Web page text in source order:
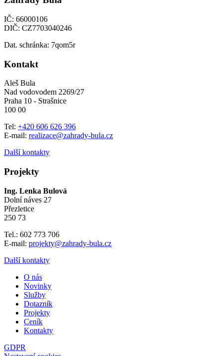
IČ: 66000106
DIČ: CZ7703040246
Dat. schránka: 7qom5r
Kontakt
Aleš Bula
Nad vodovodem 2269/27
Praha 10 - Strašnice
100 00
Tel: +420 606 626 396
E-mail: realizace@zahrady-bula.cz
Další kontakty
Projekty
Ing. Lenka Bulová
Dolní náves 27
Přezletice
250 73
Tel.: 602 773 706
E-mail: projekty@zahrady-bula.cz
Další kontakty
O nás
Novinky
Služby
Dotazník
Projekty
Ceník
Kontakty
GDPR